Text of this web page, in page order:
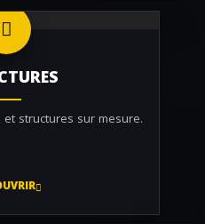
structures sur mesure.